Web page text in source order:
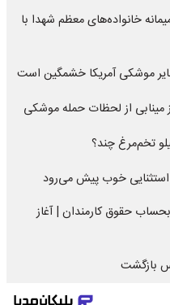
خانواده‌های معظم شهدا با
موشکی آمریکا خشمگین است
از لحظات حمله موشکی
تخم‌مرغ چند؟
استثنایی خوب پیش می‌رود
واریزی 4 میلیونی بحساب حقوق کارمندان | آغاز
بازگشت